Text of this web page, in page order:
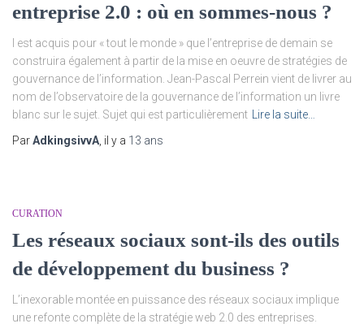
entreprise 2.0 : où en sommes-nous ?
l est acquis pour « tout le monde » que l’entreprise de demain se
construira également à partir de la mise en oeuvre de stratégies de
gouvernance de l’information. Jean-Pascal Perrein vient de livrer au
nom de l’observatoire de la gouvernance de l’information un livre
blanc sur le sujet. Sujet qui est particulièrement
Lire la suite…
ParAdkingsivvA , il y a 13 ans
CURATION
Les réseaux sociaux sont-ils des outils
de développement du business ?
L’inexorable montée en puissance des réseaux sociaux implique
une refonte complète de la stratégie web 2.0 des entreprises.